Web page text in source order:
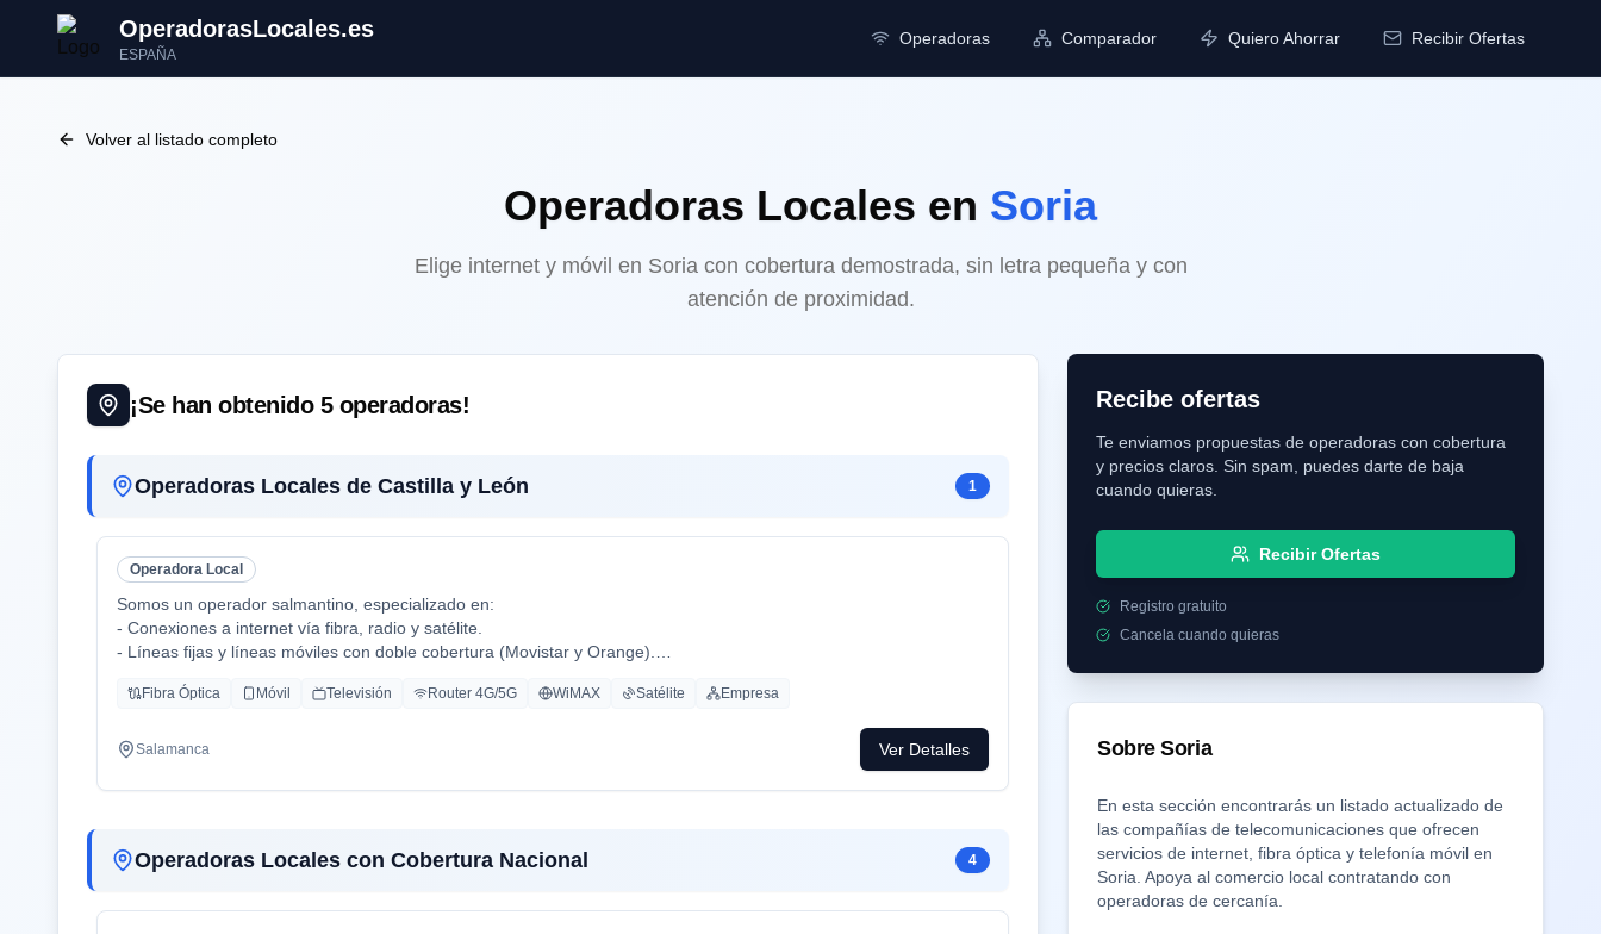
OperadorasLocales.es
ESPAÑA
Operadoras Comparador Quiero Ahorrar Recibir Ofertas
Volver al listado completo
Operadoras Locales en Soria
Elige internet y móvil en Soria con cobertura demostrada, sin letra pequeña y con
atención de proximidad.
¡Se han obtenido 5operadoras!
Operadoras Locales de Castilla y León 1
Operadora Local
Somos un operador salmantino, especializado en:
- Conexiones a internet vía fibra, radio y satélite.
- Líneas fijas y líneas móviles con doble cobertura (Movistar y Orange).
- Ciberseguridad.
Fibra Óptica Móvil Televisión Router 4G/5G WiMAX Satélite Empresa
Salamanca Ver Detalles
Operadoras Locales con Cobertura Nacional 4
Recibe ofertas
Te enviamos propuestas de operadoras con cobertura
y precios claros. Sin spam, puedes darte de baja
cuando quieras.
Recibir Ofertas
Registro gratuito
Cancela cuando quieras
SobreSoria
En esta sección encontrarás un listado actualizado de
las compañías de telecomunicaciones que ofrecen
servicios de internet, fibra óptica y telefonía móvil en
Soria . Apoya al comercio local contratando con
operadoras de cercanía.